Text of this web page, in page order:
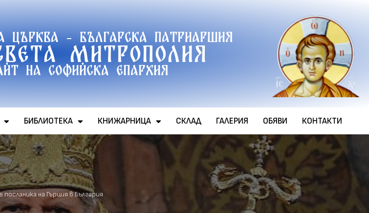
църква - Българска патриаршия
митрополия
на софийска епархия
БИБЛИОТЕКА КНИЖАРНИЦА СКЛАД ГАЛЕРИЯ ОБЯВИ КОНТАКТИ
на Гърция в България